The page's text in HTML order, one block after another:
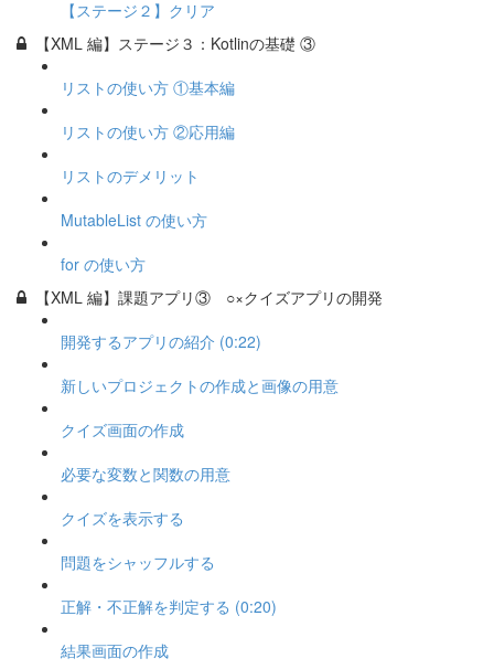
【ステージ２】クリア
【XML 編】ステージ３：Kotlinの基礎 ③
リストの使い方 ①基本編
リストの使い方 ②応用編
リストのデメリット
MutableList の使い方
for の使い方
【XML 編】課題アプリ③ ○×クイズアプリの開発
開発するアプリの紹介 (0:22)
新しいプロジェクトの作成と画像の用意
クイズ画面の作成
必要な変数と関数の用意
クイズを表示する
問題をシャッフルする
正解・不正解を判定する (0:20)
結果画面の作成